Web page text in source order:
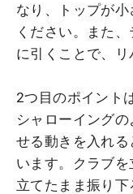
なり、トップが
ください。また
に引くことで、リ
2つ目のポイント
シャローイング
せる動きを入れ
います。クラブ
立てたまま振り